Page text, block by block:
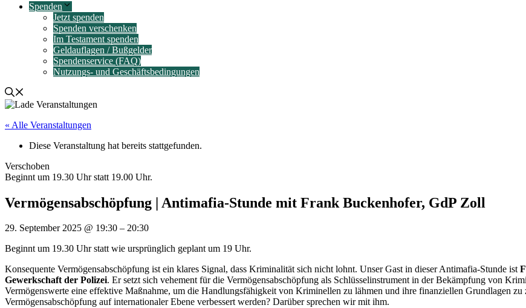
Spenden
Jetzt spenden
Spenden verschenken
Im Testament spenden
Geldauflagen / Bußgelder
Spendenservice (FAQ)
Nutzungs- und Geschäftsbedingungen
« Alle Veranstaltungen
Diese Veranstaltung hat bereits stattgefunden.
Verschoben
Beginnt um 19.30 Uhr statt 19.00 Uhr.
Vermögensabschöpfung | Antimafia-Stunde mit Frank Buckenhofer, GdP Zoll
29. September 2025 @ 19:30 – 20:30
Beginnt um 19.30 Uhr statt wie ursprünglich geplant um 19 Uhr.
Konsequente Vermögensabschöpfung ist ein klares Signal, dass Kriminalität sich nicht lohnt. Unser Gast in dieser Antimafia-Stunde ist
Gewerkschaft der Polizei. Er setzt sich vehement für die Vermögensabschöpfung als Schlüsselinstrument in der Bekämpfung von
Vermögenswerte eine effektive Maßnahme, um die Handlungsfähigkeit von Kriminellen zu lähmen und ihre finanziellen Grundlagen
Vermögensabschöpfung auf internationaler Ebene verbessert werden? Darüber sprechen wir mit ihm.